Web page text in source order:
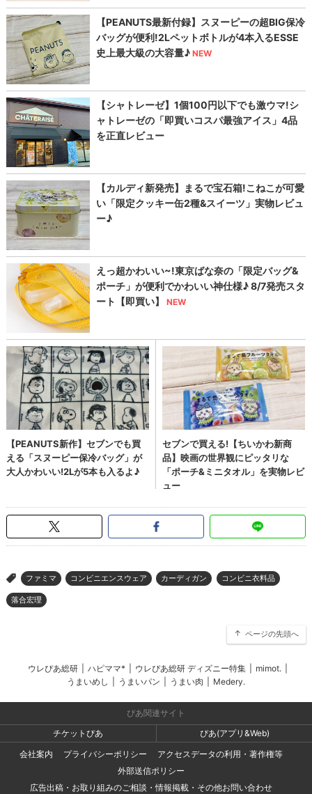
> ファミマ コンビニエンスウェア カーディガン コンビニ衣料品
落合宏理
ページの先頭へ
ウレぴあ総研 ハピママ* ウレぴあ総研 ディズニー特集 mimot.
うまいめし
うまいパン うまい肉 Medery.
ぴあ関連サイト
チケットぴあ
ぴあ(アプリ&Web)
会社案内
プライバシーポリシー
アクセスデータの利用・著作権等
外部送信ポリシー
広告出稿・お取り組みのご相談・情報掲載・その他お問い合わせ